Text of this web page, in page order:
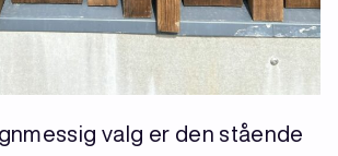
valg er den stående